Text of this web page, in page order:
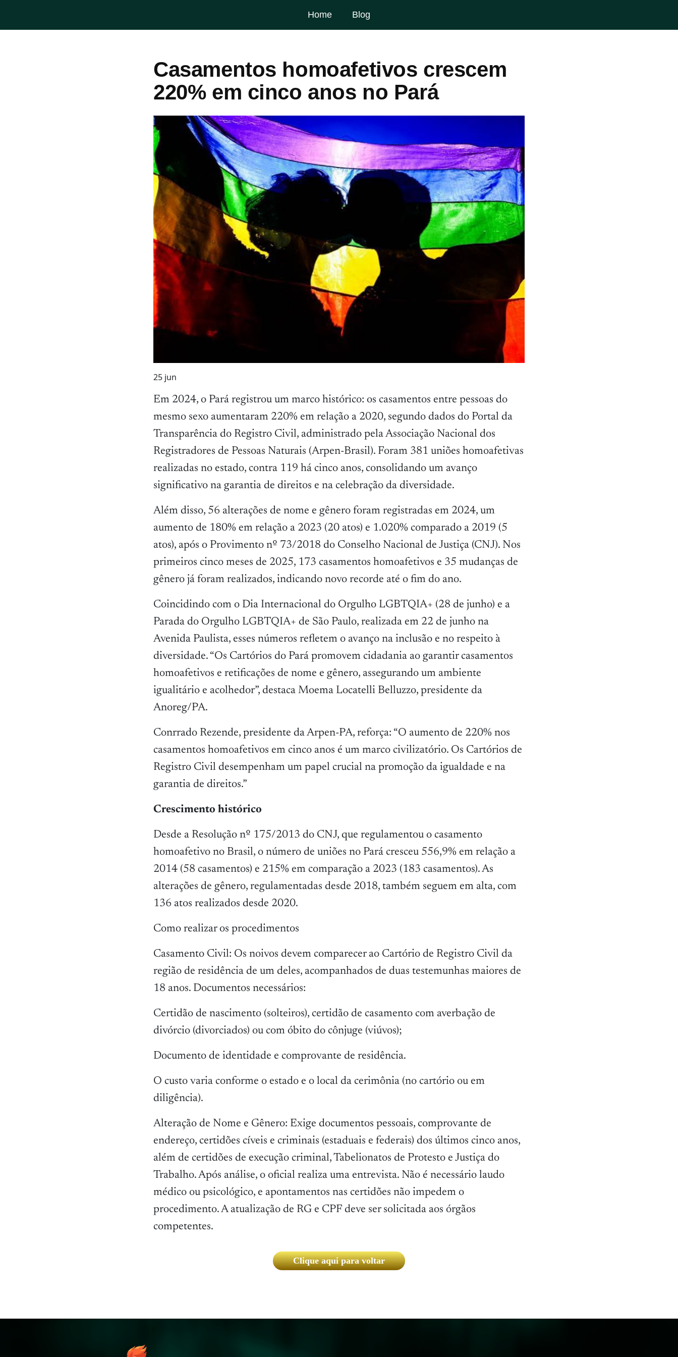
Home Blog
Casamentos homoafetivos crescem
220% em cinco anos no Pará
25 jun
Em 2024, o Pará registrou um marco histórico: os casamentos entre pessoas do
mesmo sexo aumentaram 220% em relação a 2020, segundo dados do Portal da
Transparência do Registro Civil, administrado pela Associação Nacional dos
Registradores de Pessoas Naturais (Arpen-Brasil). Foram 381 uniões homoafetivas
realizadas no estado, contra 119 há cinco anos, consolidando um avanço
significativo na garantia de direitos e na celebração da diversidade.
Além disso, 56 alterações de nome e gênero foram registradas em 2024, um
aumento de 180% em relação a 2023 (20 atos) e 1.020% comparado a 2019 (5
atos), após o Provimento nº 73/2018 do Conselho Nacional de Justiça (CNJ). Nos
primeiros cinco meses de 2025, 173 casamentos homoafetivos e 35 mudanças de
gênero já foram realizados, indicando novo recorde até o fim do ano.
Coincidindo com o Dia Internacional do Orgulho LGBTQIA+ (28 de junho) e a
Parada do Orgulho LGBTQIA+ de São Paulo, realizada em 22 de junho na
Avenida Paulista, esses números refletem o avanço na inclusão e no respeito à
diversidade. “Os Cartórios do Pará promovem cidadania ao garantir casamentos
homoafetivos e retificações de nome e gênero, assegurando um ambiente
igualitário e acolhedor”, destaca Moema Locatelli Belluzzo, presidente da
Anoreg/PA.
Conrrado Rezende, presidente da Arpen-PA, reforça: “O aumento de 220% nos
casamentos homoafetivos em cinco anos é um marco civilizatório. Os Cartórios de
Registro Civil desempenham um papel crucial na promoção da igualdade e na
garantia de direitos.”
Crescimento histórico
Desde a Resolução nº 175/2013 do CNJ, que regulamentou o casamento
homoafetivo no Brasil, o número de uniões no Pará cresceu 556,9% em relação a
2014 (58 casamentos) e 215% em comparação a 2023 (183 casamentos). As
alterações de gênero, regulamentadas desde 2018, também seguem em alta, com
136 atos realizados desde 2020.
Como realizar os procedimentos
Casamento Civil: Os noivos devem comparecer ao Cartório de Registro Civil da
região de residência de um deles, acompanhados de duas testemunhas maiores de
18 anos. Documentos necessários:
Certidão de nascimento (solteiros), certidão de casamento com averbação de
divórcio (divorciados) ou com óbito do cônjuge (viúvos);
Documento de identidade e comprovante de residência.
O custo varia conforme o estado e o local da cerimônia (no cartório ou em
diligência).
Alteração de Nome e Gênero: Exige documentos pessoais, comprovante de
endereço, certidões cíveis e criminais (estaduais e federais) dos últimos cinco anos,
além de certidões de execução criminal, Tabelionatos de Protesto e Justiça do
Trabalho. Após análise, o oficial realiza uma entrevista. Não é necessário laudo
médico ou psicológico, e apontamentos nas certidões não impedem o
procedimento. A atualização de RG e CPF deve ser solicitada aos órgãos
competentes.
Clique aqui para voltar